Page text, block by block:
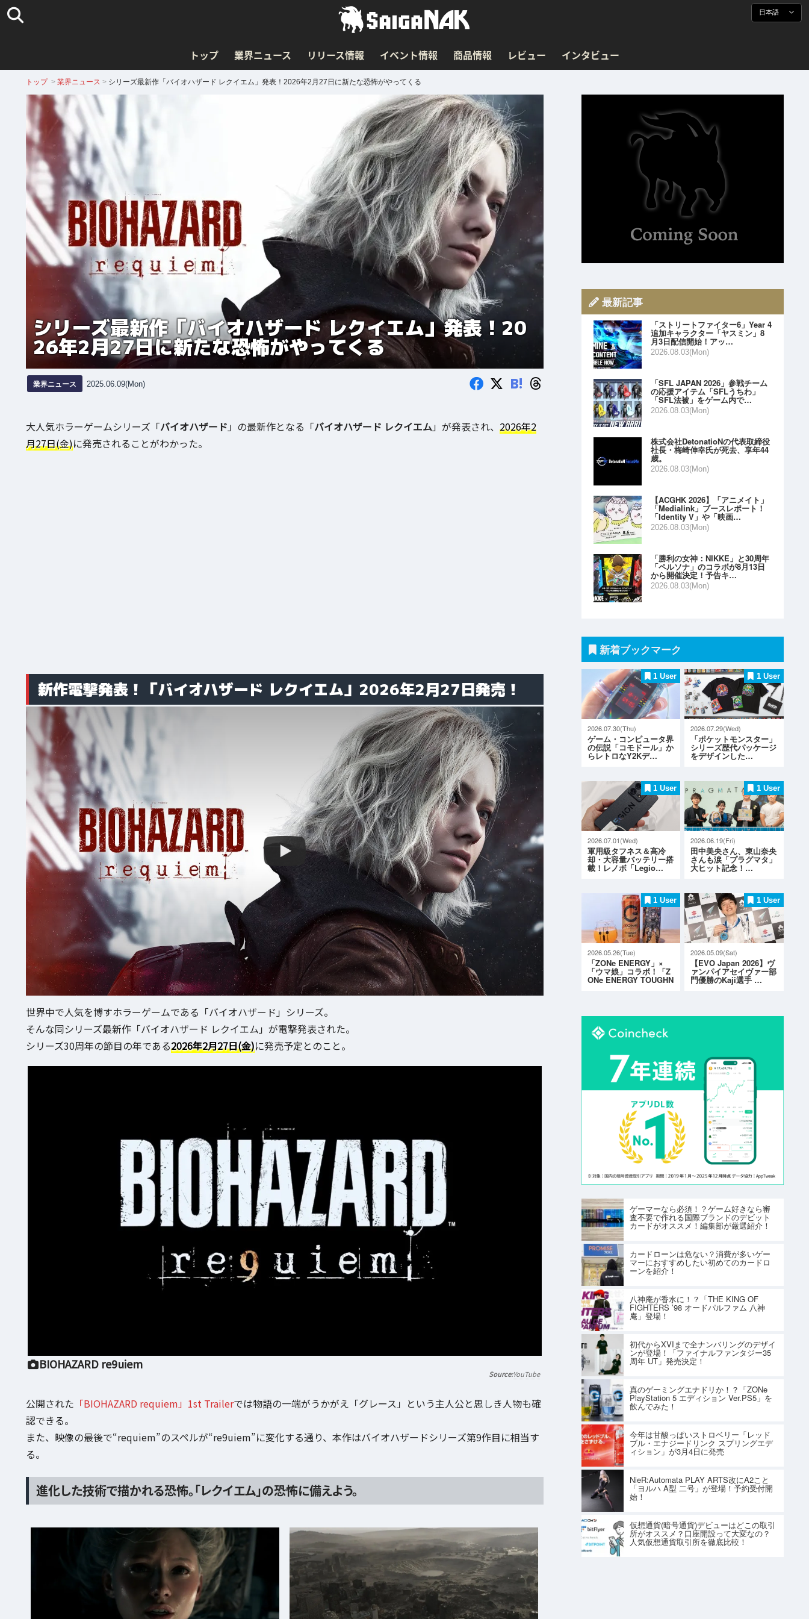
日本語
トップ 業界ニュース リリース情報 イベント情報 商品情報 レビュー インタビュー
トップ > 業界ニュース > シリーズ最新作「バイオハザード レクイエム」発表！2026年2月27日に新たな恐怖がやってくる
シリーズ最新作「バイオハザード レクイエム」発表！20
26年2月27日に新たな恐怖がやってくる
業界ニュース 2025.06.09(Mon) B!
大人気ホラーゲームシリーズ「バイオハザード 」の最新作となる「バイオハザード レクイエム」が発表され、 2026年2
月27日(金)に発売されることがわかった。
新作電撃発表！「バイオハザード レクイエム」2026年2月27日発売！
世界中で人気を博すホラーゲームである「バイオハザード」シリーズ。
そんな同シリーズ最新作「バイオハザード レクイエム」が電撃発表された。
シリーズ30周年の節目の年である2026年2月27日(金)に発売予定とのこと。
BIOHAZARD re9uiem
YouTube
公開された 「BIOHAZARD requiem」1st Trailerでは物語の一端がうかがえ「グレース」という主人公と思しき人物も確
認できる。
また、映像の最後で“requiem”のスペルが“re9uiem”に変化する通り、本作はバイオハザードシリーズ第9作目に相当す
る。
進化した技術で描かれる恐怖。「レクイエム」の恐怖に備えよう。
最新記事
「ストリートファイター6」Year 4
追加キャラクター「ヤスミン」8
月3日配信開始！アッ…
2026.08.03(Mon)
「SFL JAPAN 2026」参戦チーム
の応援アイテム「SFLうちわ」
「SFL法被」をゲーム内で…
2026.08.03(Mon)
株式会社DetonatioNの代表取締役
社長・梅崎伸幸氏が死去、享年44
歳。
2026.08.03(Mon)
【ACGHK 2026】「アニメイト」
「Medialink」ブースレポート！
「Identity V」や「映画…
2026.08.03(Mon)
「勝利の女神：NIKKE」と30周年
「ペルソナ」のコラボが8月13日
から開催決定！予告キ…
2026.08.03(Mon)
新着ブックマーク
1 User
2026.07.30(Thu)
ゲーム・コンピュータ界
の伝説「コモドール」か
らレトロなY2Kデ…
1 User
2026.07.29(Wed)
「ポケットモンスター」
シリーズ歴代パッケージ
をデザインした…
1 User
2026.07.01(Wed)
軍用級タフネス＆高冷
却・大容量バッテリー搭
載！レノボ「Legio…
1 User
2026.06.19(Fri)
田中美央さん、東山奈央
さんも涙「プラグマタ」
大ヒット記念！…
1 User
2026.05.26(Tue)
「ZONe ENERGY」×
「ウマ娘」コラボ！「Z
ONe ENERGY TOUGHN
1 User
2026.05.09(Sat)
【EVO Japan 2026】ヴ
ァンパイアセイヴァー部
門優勝のKaji選手 …
ゲーマーなら必須！？ゲーム好きなら審
査不要で作れる国際ブランドのデビット
カードがオススメ！編集部が厳選紹介！
カードローンは危ない？消費が多いゲー
マーにおすすめしたい初めてのカードロ
ーンを紹介！
八神庵が香水に！？「THE KING OF
FIGHTERS ’98 オードパルファム 八神
庵」登場！
初代からXVIまで全ナンバリングのデザイ
ンが登場！「ファイナルファンタジー35
周年 UT」発売決定！
真のゲーミングエナドリか！？「ZONe
PlayStation 5 エディション Ver.PS5」を
飲んでみた！
今年は甘酸っぱいストロベリー「レッド
ブル・エナジードリンク スプリングエデ
ィション」が3月4日に発売
NieR:Automata PLAY ARTS改にA2こと
「ヨルハ A型 二号」が登場！予約受付開
始！
仮想通貨(暗号通貨)デビューはどこの取引
所がオススメ？口座開設って大変なの？
人気仮想通貨取引所を徹底比較！